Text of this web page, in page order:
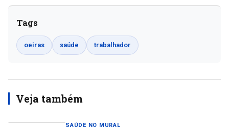
Tags
oeiras saúde trabalhador
Veja também
SAÚDE NO MURAL